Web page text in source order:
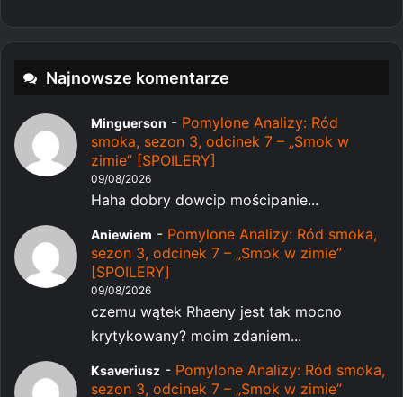
Najnowsze komentarze
Minguerson - Pomylone Analizy: Ród
smoka, sezon 3, odcinek 7 – „Smok w
zimie” [SPOILERY]
09/08/2026
Haha dobry dowcip mościpanie...
Aniewiem - Pomylone Analizy: Ród smoka,
sezon 3, odcinek 7 – „Smok w zimie”
[SPOILERY]
09/08/2026
czemu wątek Rhaeny jest tak mocno
krytykowany? moim zdaniem...
Ksaveriusz - Pomylone Analizy: Ród smoka,
sezon 3, odcinek 7 – „Smok w zimie”